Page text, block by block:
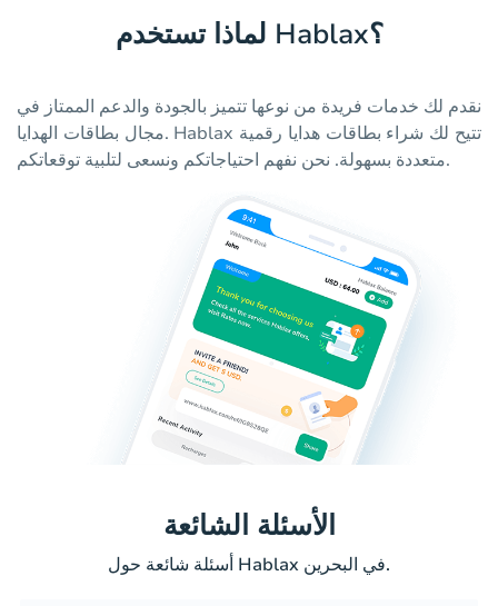
لماذا تستخدم Hablax؟
نقدم لك خدمات فريدة من نوعها تتميز بالجودة والدعم الممتاز في
مجال بطاقات الهدايا. Hablax تتيح لك شراء بطاقات هدايا رقمية
متعددة بسهولة. نحن نفهم احتياجاتكم ونسعى لتلبية توقعاتكم.
الأسئلة الشائعة
أسئلة شائعة حول Hablax في البحرين.